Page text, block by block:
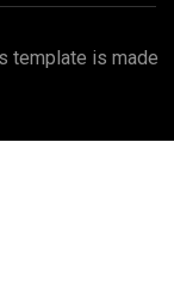
template is made